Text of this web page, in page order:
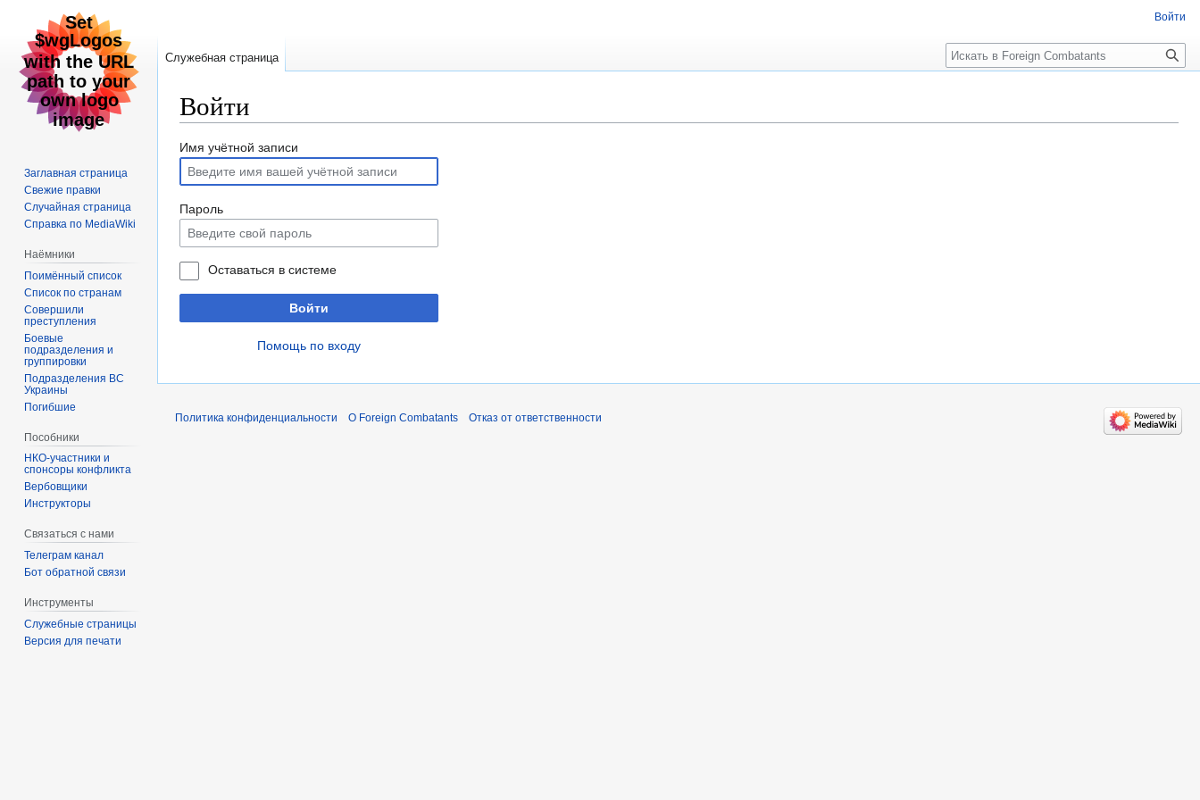
Войти
Перейти
навигации
Перейти
поиску
Имя учётной записи
Пароль
Оставаться в системе
Войти
Помощь по входу
Войти
Служебная страница
Заглавная страница
Свежие правки
Случайная страница
Справка по MediaWiki
Наёмники
Поимённый список
Список по странам
Совершили
преступления
Боевые
подразделения и
группировки
Подразделения ВС
Украины
Погибшие
Пособники
спонсоры конфликта
‏‎Вербовщики
Инструкторы
Связаться с нами
Телеграм канал
Бот обратной связи
Инструменты
Служебные страницы
Версия для печати
Политика конфиденциальности О Foreign Combatants Отказ от ответственности